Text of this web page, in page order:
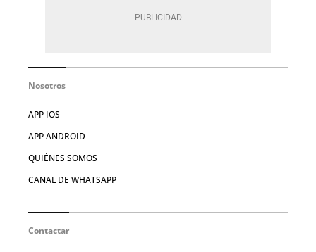
Nosotros
APP IOS
APP ANDROID
QUIÉNES SOMOS
CANAL DE WHATSAPP
Contactar